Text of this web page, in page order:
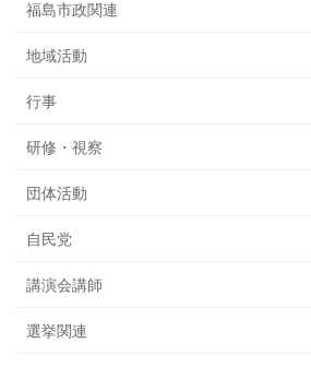
福島市政関連
地域活動
行事
研修・視察
団体活動
自民党
講演会講師
選挙関連